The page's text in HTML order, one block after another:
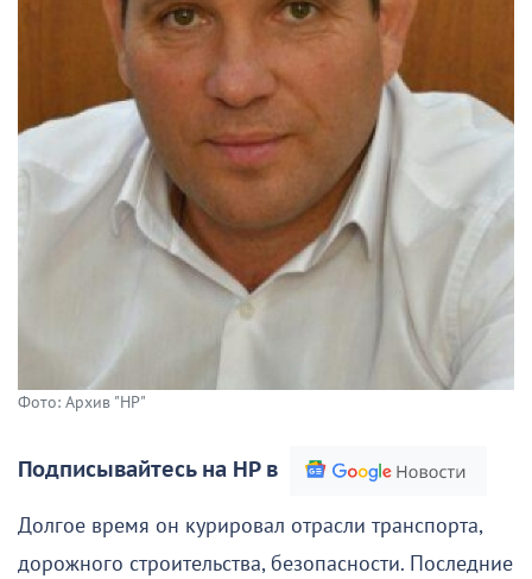
Фото: Архив "НР"
Подписывайтесь на НР в
Долгое время он курировал отрасли транспорта,
дорожного строительства, безопасности. Последние